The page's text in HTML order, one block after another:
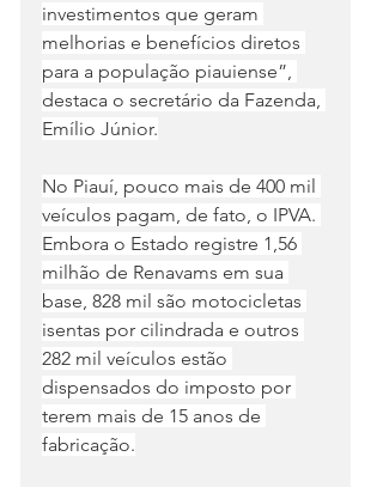
investimentos que geram
melhorias e benefícios diretos
para a população piauiense”,
destaca o secretário da Fazenda,
Emílio Júnior.
No Piauí, pouco mais de 400 mil
veículos pagam, de fato, o IPVA.
Embora o Estado registre 1,56
milhão de Renavams em sua
base, 828 mil são motocicletas
isentas por cilindrada e outros
282 mil veículos estão
dispensados do imposto por
terem mais de 15 anos de
fabricação.